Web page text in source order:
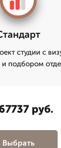
студии с
подбором
руб.
Выбрать